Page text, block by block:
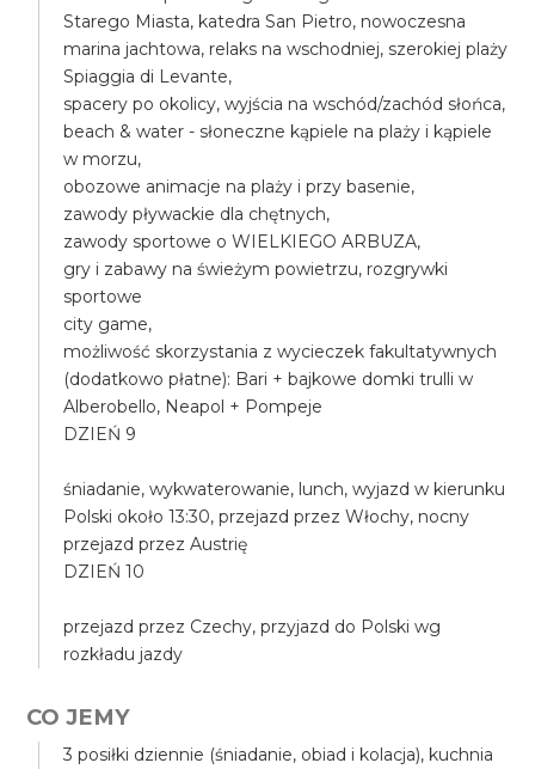
Starego Miasta, katedra San Pietro, nowoczesna
marina jachtowa, relaks na wschodniej, szerokiej plaży
Spiaggia di Levante,
spacery po okolicy, wyjścia na wschód/zachód słońca,
beach & water - słoneczne kąpiele na plaży i kąpiele
w morzu,
obozowe animacje na plaży i przy basenie,
zawody pływackie dla chętnych,
zawody sportowe o WIELKIEGO ARBUZA,
gry i zabawy na świeżym powietrzu, rozgrywki
sportowe
city game,
możliwość skorzystania z wycieczek fakultatywnych
(dodatkowo płatne): Bari + bajkowe domki trulli w
Alberobello, Neapol + Pompeje
DZIEŃ 9
śniadanie, wykwaterowanie, lunch, wyjazd w kierunku
Polski około 13:30, przejazd przez Włochy, nocny
przejazd przez Austrię
DZIEŃ 10
przejazd przez Czechy, przyjazd do Polski wg
rozkładu jazdy
CO JEMY
3 posiłki dziennie (śniadanie, obiad i kolacja), kuchnia